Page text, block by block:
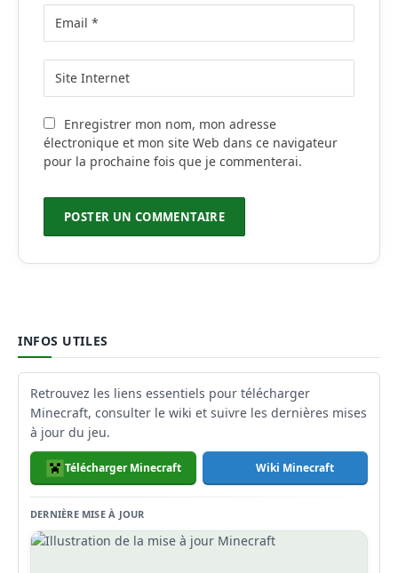
Enregistrer mon nom, mon adresse
électronique et mon site Web dans ce navigateur
pour la prochaine fois que je commenterai.
INFOS UTILES
Retrouvez les liens essentiels pour télécharger
Minecraft, consulter le wiki et suivre les dernières mises
à jour du jeu.
Télécharger Minecraft Wiki Minecraft
DERNIÈRE MISE À JOUR